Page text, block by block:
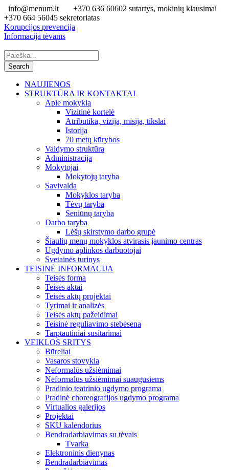
info@menum.lt
+370 636 60602 sutartys, mokinių klausimai
+370 664 56045 sekretoriatas
Korupcijos prevencija
Informacija tėvams
NAUJIENOS
STRUKTŪRA IR KONTAKTAI
Apie mokyklą
Vizitinė kortelė
Atributika, vizija, misija, tikslai
Istorija
70 metų kūrybos
Valdymo struktūra
Administracija
Mokytojai
Mokytojų taryba
Savivalda
Mokyklos taryba
Tėvų taryba
Seniūnų taryba
Darbo taryba
Lėšų skirstymo darbo grupė
Šiaulių menų mokyklos atvirasis jaunimo centras
Ugdymo aplinkos darbuotojai
Svetainės turinys
TEISINĖ INFORMACIJA
Teisės forma
Teisės aktai
Teisės aktų projektai
Tyrimai ir analizės
Teisės aktų pažeidimai
Teisinė reguliavimo stebėsena
Tarptautiniai susitarimai
VEIKLOS SRITYS
Būreliai
Vasaros stovykla
Neformalūs užsiėmimai
Neformalūs užsiėmimai suaugusiems
Pradinio teatrinio ugdymo programa
Pradinė choreografijos ugdymo programa
Virtualios galerijos
Projektai
SKU kalendorius
Bendradarbiavimas su tėvais
Tvarka
Elektroninis dienynas
Bendradarbiavimas